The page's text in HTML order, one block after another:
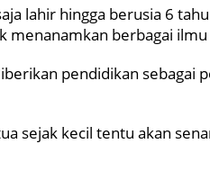
lahir hingga berusia 6
menanamkan berbagai
pendidikan sebagai
sejak kecil tentu akan